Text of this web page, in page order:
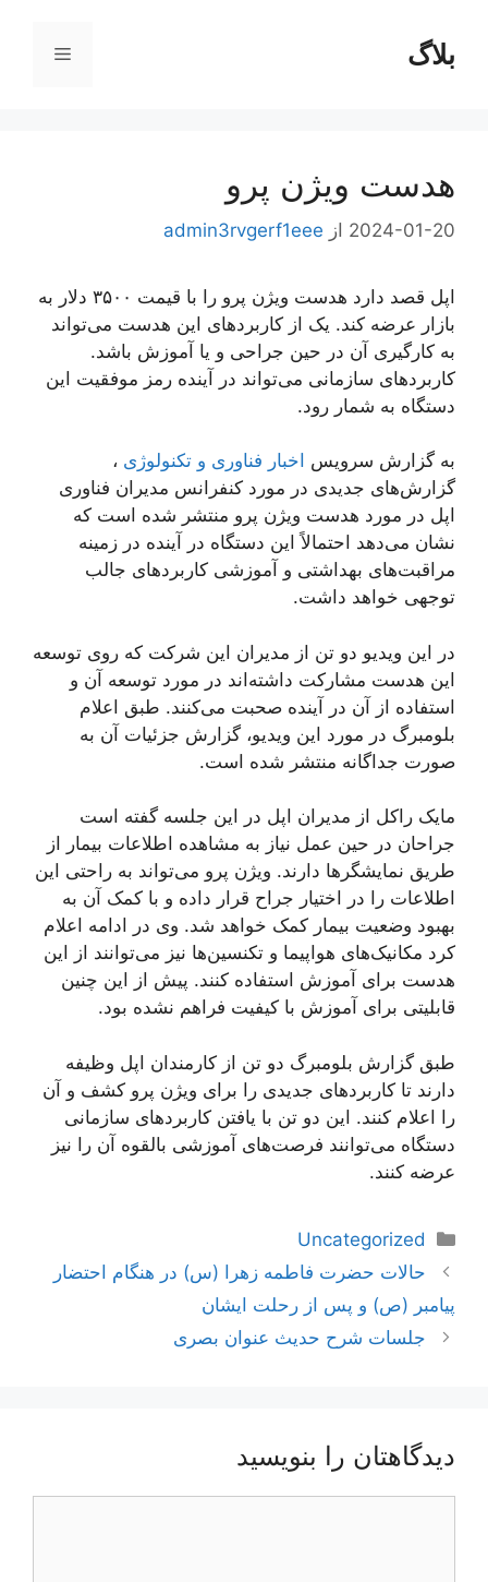
محتوابلاگ فهرست
هدست ویژن پرو
2024-01-20 از admin3rvgerf1eee
اپل قصد دارد هدست ویژن پرو را با قیمت ۳۵۰۰ دلار به
بازار عرضه کند. یک از کاربردهای این هدست می‌تواند
به کارگیری آن در حین جراحی و یا آموزش باشد.
کاربردهای سازمانی می‌تواند در آینده رمز موفقیت این
دستگاه به شمار رود.
به گزارش سرویس اخبار فناوری و تکنولوژی ،
گزارش‌های جدیدی در مورد کنفرانس مدیران فناوری
اپل در مورد هدست ویژن پرو منتشر شده است که
نشان می‌دهد احتمالاً این دستگاه در آینده در زمینه
مراقبت‌های بهداشتی و آموزشی کاربردهای جالب
توجهی خواهد داشت.
در این ویدیو دو تن از مدیران این شرکت که روی توسعه
این هدست مشارکت داشته‌اند در مورد توسعه آن و
استفاده از آن در آینده صحبت می‌کنند. طبق اعلام
بلومبرگ در مورد این ویدیو، گزارش جزئیات آن به
صورت جداگانه منتشر شده است.
مایک راکل از مدیران اپل در این جلسه گفته است
جراحان در حین عمل نیاز به مشاهده اطلاعات بیمار از
طریق نمایشگرها دارند. ویژن پرو می‌تواند به راحتی این
اطلاعات را در اختیار جراح قرار داده و با کمک آن به
بهبود وضعیت بیمار کمک خواهد شد. وی در ادامه اعلام
کرد مکانیک‌های هواپیما و تکنسین‌ها نیز می‌توانند از این
هدست برای آموزش استفاده کنند. پیش از این چنین
قابلیتی برای آموزش با کیفیت فراهم نشده بود.
طبق گزارش بلومبرگ دو تن از کارمندان اپل وظیفه
دارند تا کاربردهای جدیدی را برای ویژن پرو کشف و آن
را اعلام کنند. این دو تن با یافتن کاربردهای سازمانی
دستگاه می‌توانند فرصت‌های آموزشی بالقوه آن را نیز
عرضه کنند.
دسته‌ها
Uncategorized
ناوبری
نوشته‌ها
حالات حضرت فاطمه زهرا (س) در هنگام احتضار
پیامبر (ص) و پس از رحلت ایشان
جلسات شرح حدیث عنوان بصری
دیدگاهتان را بنویسید